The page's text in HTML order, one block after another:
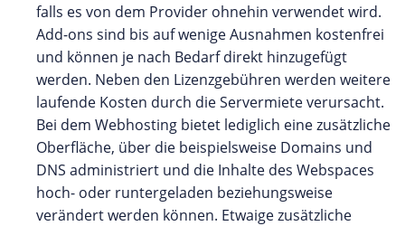
falls es von dem Provider ohnehin verwendet wird.
Add-ons sind bis auf wenige Ausnahmen kostenfrei
und können je nach Bedarf direkt hinzugefügt
werden. Neben den Lizenzgebühren werden weitere
laufende Kosten durch die Servermiete verursacht.
Bei dem Webhosting bietet lediglich eine zusätzliche
Oberfläche, über die beispielsweise Domains und
DNS administriert und die Inhalte des Webspaces
hoch- oder runtergeladen beziehungsweise
verändert werden können. Etwaige zusätzliche